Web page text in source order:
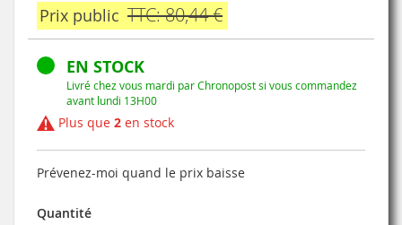
Prix public TTC: 80,44 €
EN STOCK
Livré chez vous mardi par Chronopost si vous commandez
avant lundi 13H00
Plus que 2 en stock
Prévenez-moi quand le prix baisse
Quantité